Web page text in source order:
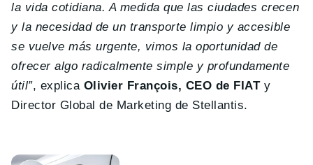
la vida cotidiana. A medida que las ciudades crecen
y la necesidad de un transporte limpio y accesible
se vuelve más urgente, vimos la oportunidad de
ofrecer algo radicalmente simple y profundamente
útil”, explica Olivier François, CEO de FIATy
Director Global de Marketing de Stellantis.